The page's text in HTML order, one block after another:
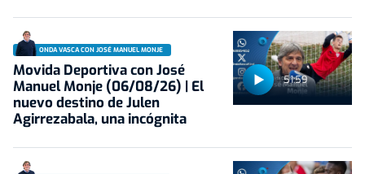
51:59
ONDA VASCA CON JOSÉ MANUEL MONJE
Movida Deportiva con José
Manuel Monje (06/08/26) | El
nuevo destino de Julen
Agirrezabala, una incógnita